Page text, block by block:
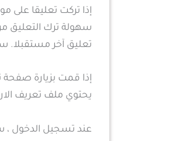
إذا تركت تعليقا على
سهولة ترك التعليق
تعليق آخر مستقبلا.
إذا قمت بزيارة
يحتوي ملف تعريف
عند تسجيل الدخول ،